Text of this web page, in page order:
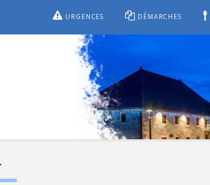
URGENCES DÉMARCHES